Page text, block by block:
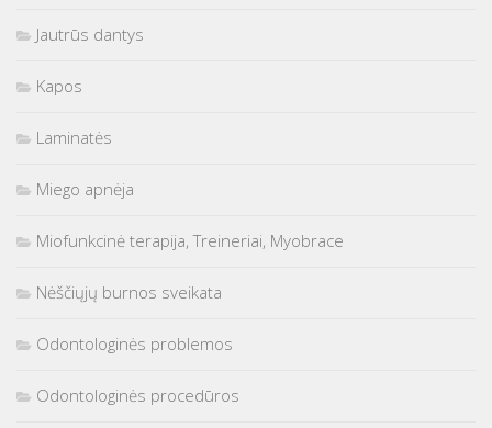
Jautrūs dantys
Kapos
Laminatės
Miego apnėja
Miofunkcinė terapija, Treineriai, Myobrace
Nėščiųjų burnos sveikata
Odontologinės problemos
Odontologinės procedūros